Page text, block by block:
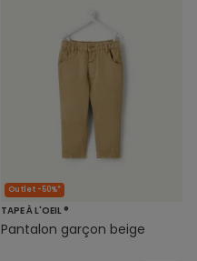
Outlet -50%*
TAPE À L'OEIL ®
Pantalon garçon beige